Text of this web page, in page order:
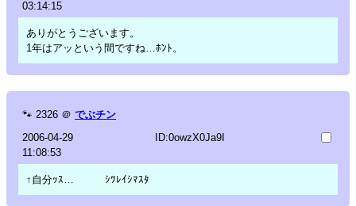
03:14:15
ありがとうございます。
1年はアッという間ですね…ﾎﾝﾄ。
🐾 2326 ＠ でぶチン
2006-04-29
11:08:53
ID:0owzX0Ja9I
↑自分ｯｽ… ｼﾂﾚｲｼﾏｽﾀ